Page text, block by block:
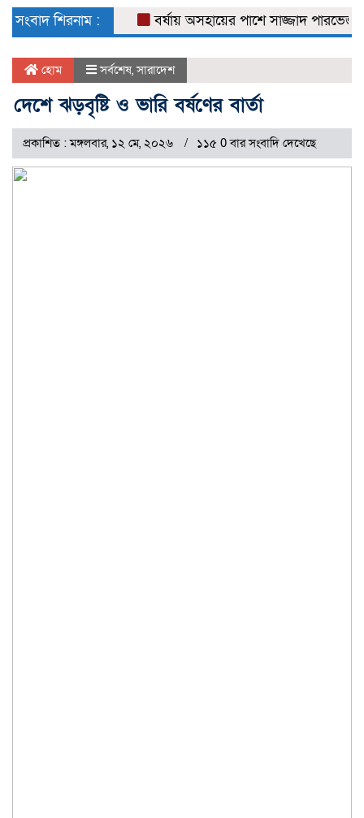
সংবাদ শিরনাম :
বর্ষায় অসহায়ের পাশে সাজ্জাদ পারভেজ
হোম সর্বশেষ,সারাদেশ
দেশে ঝড়বৃষ্টি ও ভারি বর্ষণের বার্তা
প্রকাশিত : মঙ্গলবার, ১২ মে, ২০২৬ ১১৫ 0 বার সংবাদি দেখেছে